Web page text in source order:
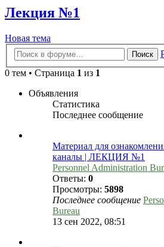
Лекция №1
Новая тема
Поиск
0 тем • Страница 1 из 1
Объявления
Статистика
Последнее сообщение
Материал для
каналы | ЛЕКЦИЯ №1
Personnel Administration
Ответы: 0
Просмотры: 5898
Последнее сообщение
Bureau
13 сен 2022, 08:51